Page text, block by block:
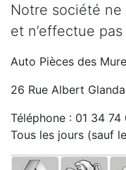
Notre société
et n’effectue
Auto Pièces des
26 Rue Albert
Téléphone : 01 34 74
Tous les jours (sauf